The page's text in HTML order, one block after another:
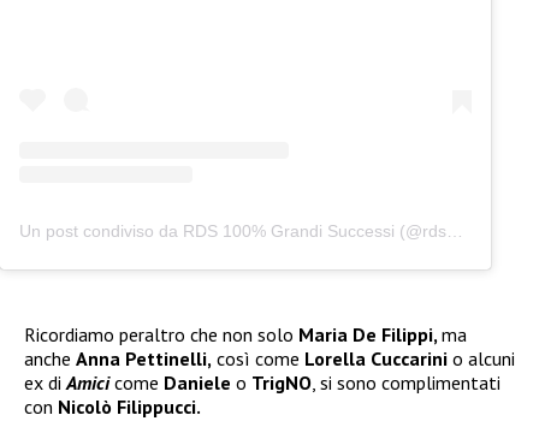
Ricordiamo peraltro che non solo Maria De Filippi,ma
anche Anna Pettinelli, così come Lorella Cuccarini o alcuni
ex diAmicicome Daniele o TrigNO, si sono complimentati
con Nicolò Filippucci.